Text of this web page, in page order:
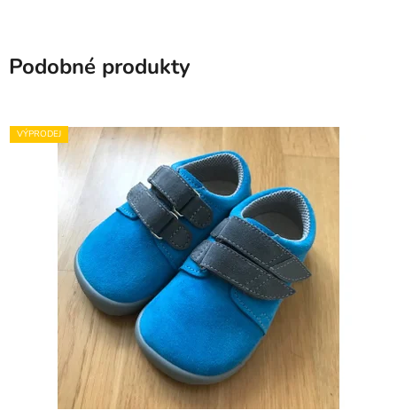
Podobné produkty
VÝPRODEJ